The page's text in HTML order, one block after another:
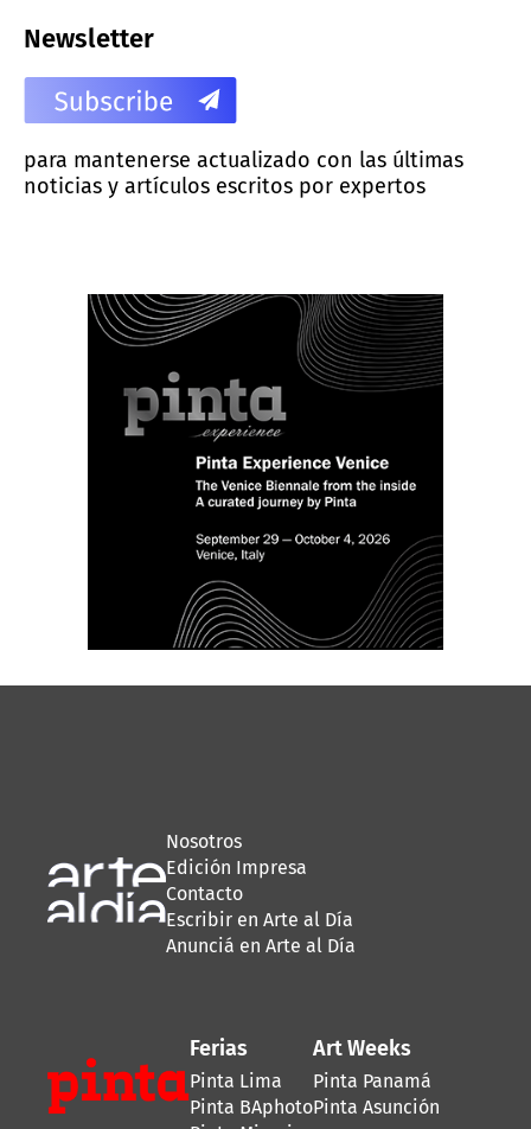
Newsletter
para mantenerse actualizado con las últimas
noticias y artículos escritos por expertos
Nosotros
Edición Impresa
Contacto
Escribir en Arte al Día
Anunciá en Arte al Día
Ferias
Pinta Lima
Pinta BAphoto
Art Weeks
Pinta Panamá
Pinta Asunción